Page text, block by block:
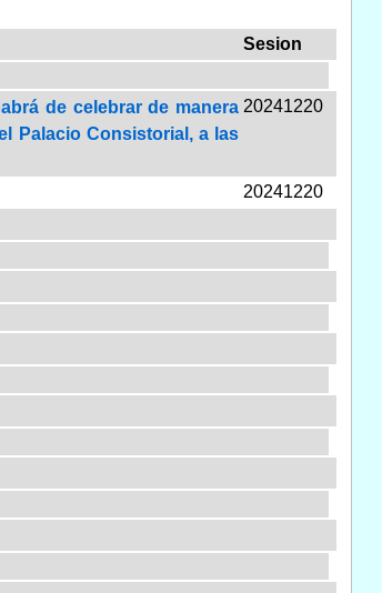
Sesion
de celebrar de manera
Palacio Consistorial, a las
20241220
20241220